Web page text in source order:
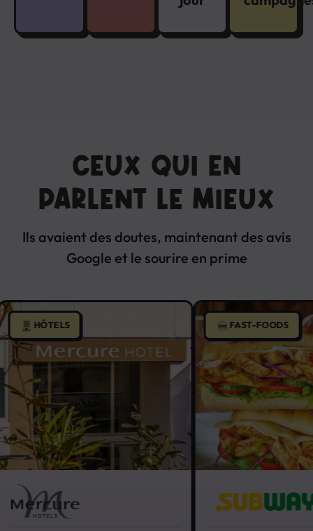
CEUX QUI EN
PARLENT LE MIEUX
Ils avaient des doutes, maintenant des avis
Google et le sourire en prime
HÔTELS FAST-FOODS